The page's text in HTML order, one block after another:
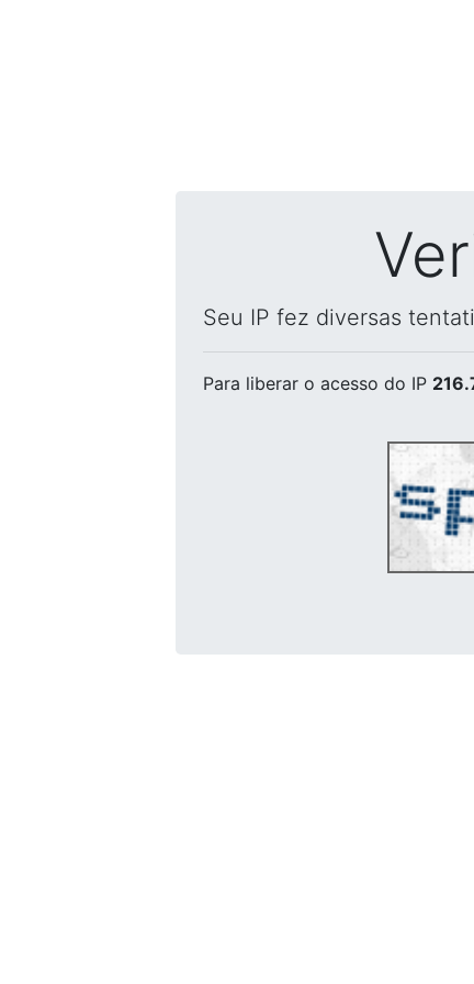
Seu IP fez diversas
Para liberar o acesso do IP